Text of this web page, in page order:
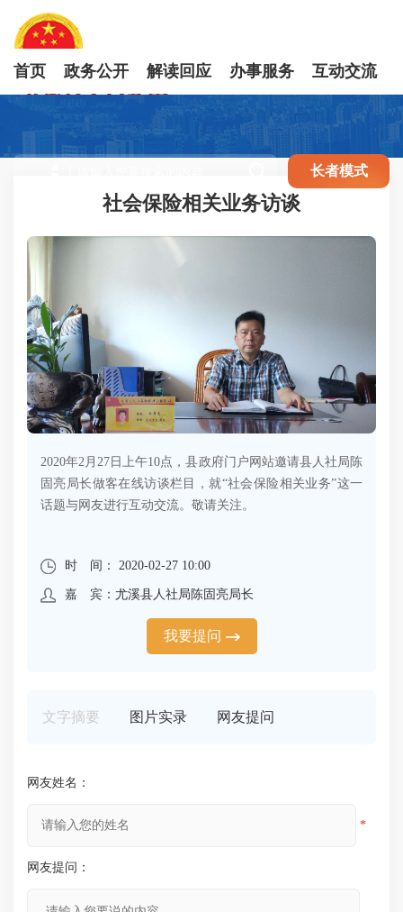
首页 政务公开 解读回应 办事服务 互动交流
长者模式
社会保险相关业务访谈
2020年2月27日上午10点，县政府门户网站邀请县人社局陈
固亮局长做客在线访谈栏目，就“社会保险相关业务”这一
话题与网友进行互动交流。敬请关注。
时 间： 2020-02-27 10:00
嘉 宾：尤溪县人社局陈固亮局长
我要提问
文字摘要 图片实录 网友提问
网友姓名：
*
网友提问：